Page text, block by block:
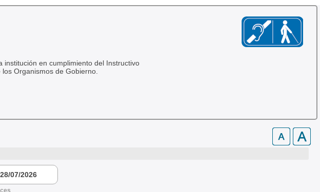
en cumplimiento del Instructivo
Organismos de Gobierno.
07/2026